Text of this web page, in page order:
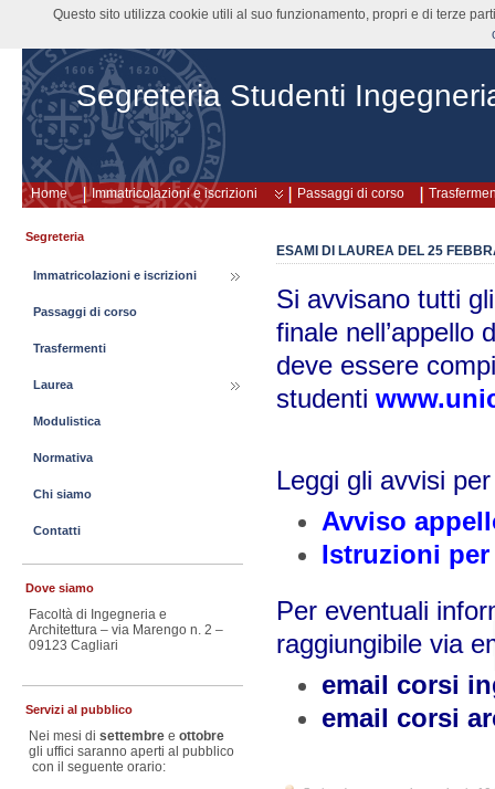
Segreteria Studenti
Home Immatricolazioni e iscrizioni Passaggi di corso
ESAMI DI LAUREA DEL 25
Si avvisano tutti
finale nell’appello
deve essere
studenti
Leggi gli avvisi
Avviso
Istruzioni
Per eventuali
raggiungibile via
email corsi
email corsi
Segreteria
Immatricolazioni e iscrizioni
Passaggi di corso
Trasfermenti
Laurea
Modulistica
Normativa
Chi siamo
Contatti
Dove siamo
Facoltà di Ingegneria e
Architettura – via Marengo n. 2 –
09123 Cagliari
Servizi al pubblico
Nei mesi di settembre e ottobre
gli uffici saranno aperti al pubblico
con il seguente orario:
Questo sito utilizza cookie utili al suo funzionamento, propri e di terze